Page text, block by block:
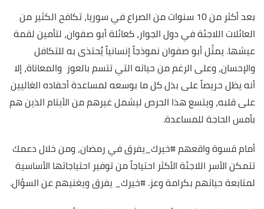
بعد أكثر من 10 سنوات من الصراع في سوريا، تكافح الكثير من
العائلات اللاجئة في دول الجوار، كعائلة أبو صفوان، لتأمين لقمة
عيشها. يمثّل أبو صفوان نموذجاً إنسانياً يُحتذى به للتكافل
والإحسان، وعلى الرغم من حياته التي تتسم بالعوز والمعاناة، إلا
أنه يظل حريصاً على بذل كل ما بوسعه لمساعدة أحفاده الغاليين
على قلبه، ويتسع هذا الحرص ليشمل غيرهم من الأيتام الذين هم
بأمس الحاجة للمساعدة.
أمام قسوة واقعهم #خيرك_يفرق في رمضان، ومن خلال دعمك
تتمكن الأسر اللاجئة الأكثر احتياجاً من توفير احتياجاتها الأساسية
لمتابعة حياتهم بكرامة وعز. #خيرك_ يفرق ويغنيهم عن السؤال.